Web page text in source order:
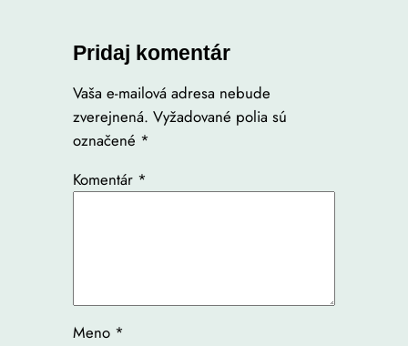
Pridaj komentár
Vaša e-mailová adresa nebude
zverejnená. Vyžadované polia sú
označené *
Komentár *
Meno *